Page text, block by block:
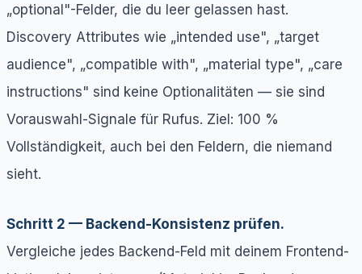
„optional"-Felder, die du leer gelassen hast.
Discovery Attributes wie „intended use", „target
audience", „compatible with", „material type", „care
instructions" sind keine Optionalitäten — sie sind
Vorauswahl-Signale für Rufus. Ziel: 100 %
Vollständigkeit, auch bei den Feldern, die niemand
sieht.
Schritt 2 — Backend-Konsistenz prüfen.
Vergleiche jedes Backend-Feld mit deinem Frontend-